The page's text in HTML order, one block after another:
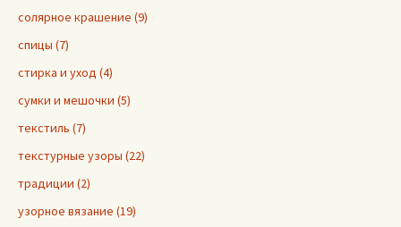
солярное крашение (9)
спицы (7)
стирка и уход (4)
сумки и мешочки (5)
текстиль (7)
текстурные узоры (22)
традиции (2)
узорное вязание (19)